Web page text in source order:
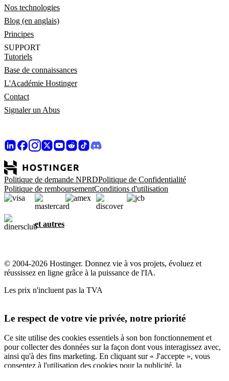
Nos technologies
Blog (en anglais)
Principes
SUPPORT
Tutoriels
Base de connaissances
L'Académie Hostinger
Contact
Signaler un Abus
Politique de demande NPRDPolitique de Confidentialité
Politique de remboursementConditions d'utilisation
et autres
© 2004-2026 Hostinger. Donnez vie à vos projets, évoluez et
réussissez en ligne grâce à la puissance de l'IA.
Les prix n'incluent pas la TVA
Le respect de votre vie privée, notre priorité
Ce site utilise des cookies essentiels à son bon fonctionnement et
pour collecter des données sur la façon dont vous interagissez avec,
ainsi qu'à des fins marketing. En cliquant sur « J'accepte », vous
consentez à l'utilisation des cookies pour la publicité, la